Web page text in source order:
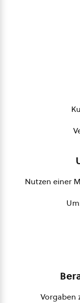
Nutzen einer
Vorgaben